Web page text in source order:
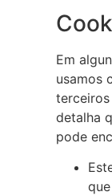
Em
usamos
detalha
pode